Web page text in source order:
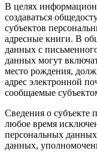
В целях
создаваться
субъектов
адресные книги. В
данных с
данных могут
место рождения,
адрес электронной
сообщаемые
Сведения о
любое время
персональных
данных,